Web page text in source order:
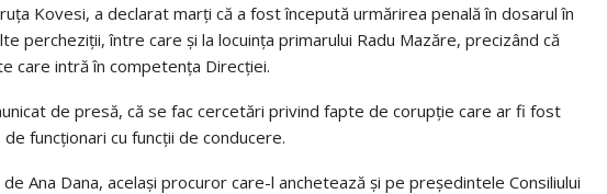
Kovesi, a declarat marţi că a fost începută urmărirea penală în dosarul în
percheziţii, între care şi la locuinţa primarului Radu Mazăre, precizând că
care intră în competenţa Direcţiei.
de presă, că se fac cercetări privind fapte de corupţie care ar fi fost
funcţionari cu funcţii de conducere.
Ana Dana, același procuror care-l anchetează și pe președintele Consiliului